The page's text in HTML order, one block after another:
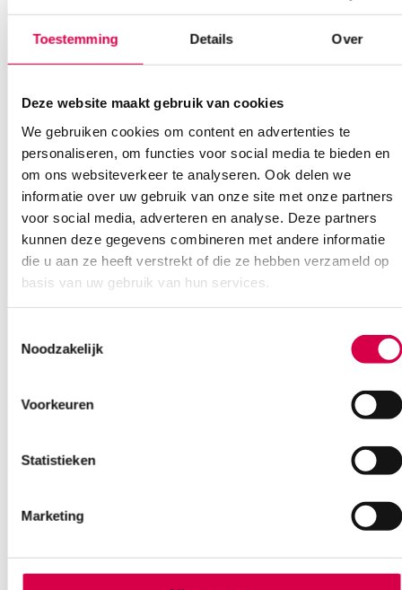
Toestemming Details Over
Deze website maakt gebruik van cookies
We gebruiken cookies om content en advertenties te
personaliseren, om functies voor social media te bieden en
om ons websiteverkeer te analyseren. Ook delen we
informatie over uw gebruik van onze site met onze partners
voor social media, adverteren en analyse. Deze partners
kunnen deze gegevens combineren met andere informatie
die u aan ze heeft verstrekt of die ze hebben verzameld op
basis van uw gebruik van hun services.
Noodzakelijk
Voorkeuren
Statistieken
Marketing
Bel Anca
Ook interessant
Raucocel neustampon, 45mm, steriel, met
touwtje (10)